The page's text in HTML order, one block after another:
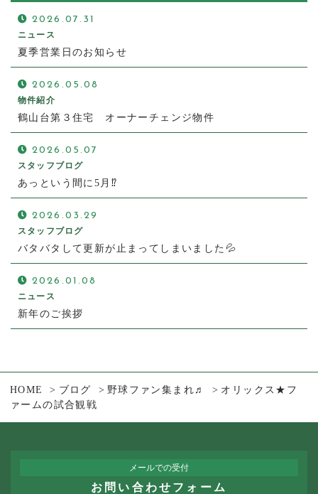
2026.07.31
ニュース
夏季営業日のお知らせ
2026.05.08
物件紹介
鶴山台第３住宅 オーナーチェンジ物件
2026.05.07
スタッフブログ
あっという間に5月⁉
2026.03.29
スタッフブログ
バタバタして更新が止まってしまいました💦
2026.01.08
ニュース
新年のご挨拶
HOME ブログ 野球ファン集まれ♬
オリックス★フ
ァームの試合観戦
メールでの受付
お問い合わせフォーム